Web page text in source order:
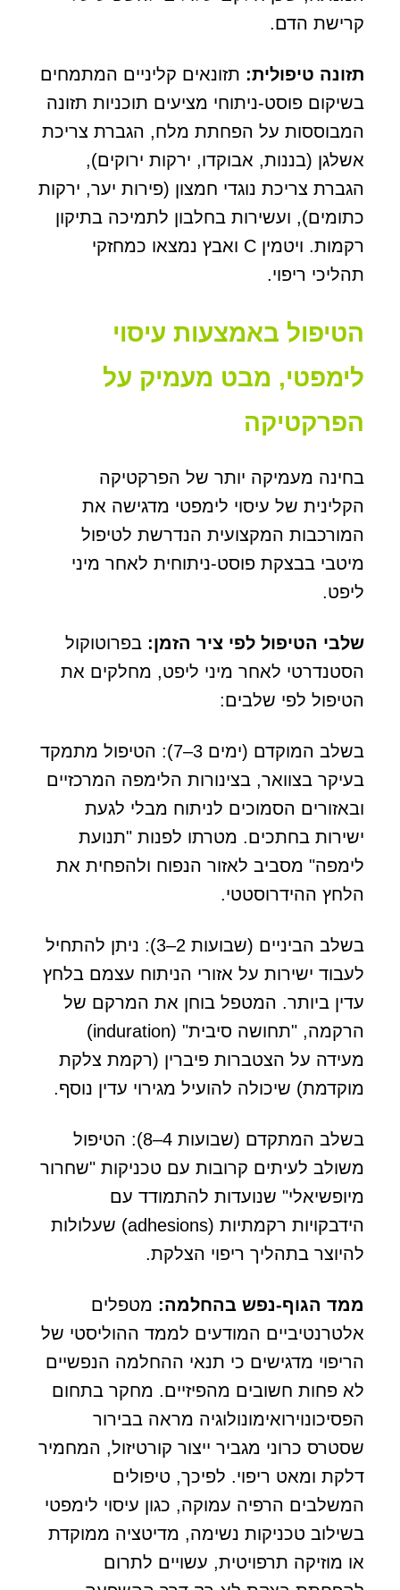
קרישת הדם.
תזונה טיפולית: תזונאים קליניים המתמחים
בשיקום פוסט-ניתוחי מציעים תוכניות תזונה
המבוססות על הפחתת מלח, הגברת צריכת
אשלגן (בננות, אבוקדו, ירקות ירוקים),
הגברת צריכת נוגדי חמצון (פירות יער, ירקות
כתומים), ועשירות בחלבון לתמיכה בתיקון
רקמות. ויטמין C ואבץ נמצאו כמחזקי
תהליכי ריפוי.
הטיפול באמצעות עיסוי
לימפטי, מבט מעמיק על
הפרקטיקה
בחינה מעמיקה יותר של הפרקטיקה
הקלינית של עיסוי לימפטי מדגישה את
המורכבות המקצועית הנדרשת לטיפול
מיטבי בבצקת פוסט-ניתוחית לאחר מיני
ליפט.
שלבי הטיפול לפי ציר הזמן: בפרוטוקול
הסטנדרטי לאחר מיני ליפט, מחלקים את
הטיפול לפי שלבים:
בשלב המוקדם (ימים 3–7): הטיפול מתמקד
בעיקר בצוואר, בצינורות הלימפה המרכזיים
ובאזורים הסמוכים לניתוח מבלי לגעת
ישירות בחתכים. מטרתו לפנות "תנועת
לימפה" מסביב לאזור הנפוח ולהפחית את
הלחץ ההידרוסטטי.
בשלב הביניים (שבועות 2–3): ניתן להתחיל
לעבוד ישירות על אזורי הניתוח עצמם בלחץ
עדין ביותר. המטפל בוחן את המרקם של
הרקמה, "תחושה סיבית" (induration)
מעידה על הצטברות פיברין (רקמת צלקת
מוקדמת) שיכולה להועיל מגירוי עדין נוסף.
בשלב המתקדם (שבועות 4–8): הטיפול
משולב לעיתים קרובות עם טכניקות "שחרור
מיופשיאלי" שנועדות להתמודד עם
הידבקויות רקמתיות (adhesions) שעלולות
להיוצר בתהליך ריפוי הצלקת.
ממד הגוף-נפש בהחלמה: מטפלים
אלטרנטיביים המודעים לממד ההוליסטי של
הריפוי מדגישים כי תנאי ההחלמה הנפשיים
לא פחות חשובים מהפיזיים. מחקר בתחום
הפסיכונוירואימונולוגיה מראה בבירור
שסטרס כרוני מגביר ייצור קורטיזול, המחמיר
דלקת ומאט ריפוי. לפיכך, טיפולים
המשלבים הרפיה עמוקה, כגון עיסוי לימפטי
בשילוב טכניקות נשימה, מדיטציה ממוקדת
או מוזיקה תרפויטית, עשויים לתרום